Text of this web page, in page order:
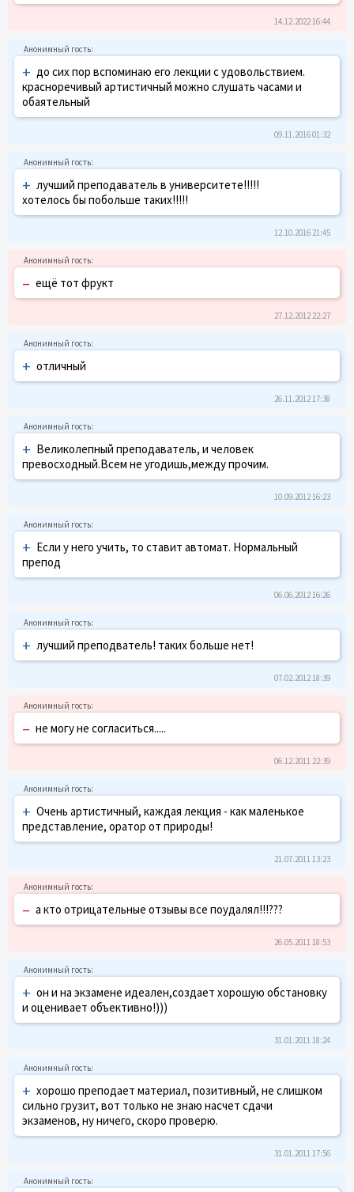
14.12.2022 16:44
+ до сих пор вспоминаю его лекции с удовольствием.
красноречивый артистичный можно слушать часами и
обаятельный
09.11.2016 01:32
+ лучший преподаватель в университете!!!!!
хотелось бы побольше таких!!!!!
12.10.2016 21:45
– ещё тот фрукт
27.12.2012 22:27
+ отличный
26.11.2012 17:38
+ Великолепный преподаватель, и человек
превосходный.Всем не угодишь,между прочим.
10.09.2012 16:23
+ Если у него учить, то ставит автомат. Нормальный
препод
06.06.2012 16:26
+ лучший преподватель! таких больше нет!
07.02.2012 18:39
– не могу не согласиться.....
06.12.2011 22:39
+ Очень артистичный, каждая лекция - как маленькое
представление, оратор от природы!
21.07.2011 13:23
– а кто отрицательные отзывы все поудалял!!!???
26.05.2011 18:53
+ он и на экзамене идеален,создает хорошую обстановку
и оценивает объективно!)))
31.01.2011 18:24
+ хорошо преподает материал, позитивный, не слишком
сильно грузит, вот только не знаю насчет сдачи
экзаменов, ну ничего, скоро проверю.
31.01.2011 17:56